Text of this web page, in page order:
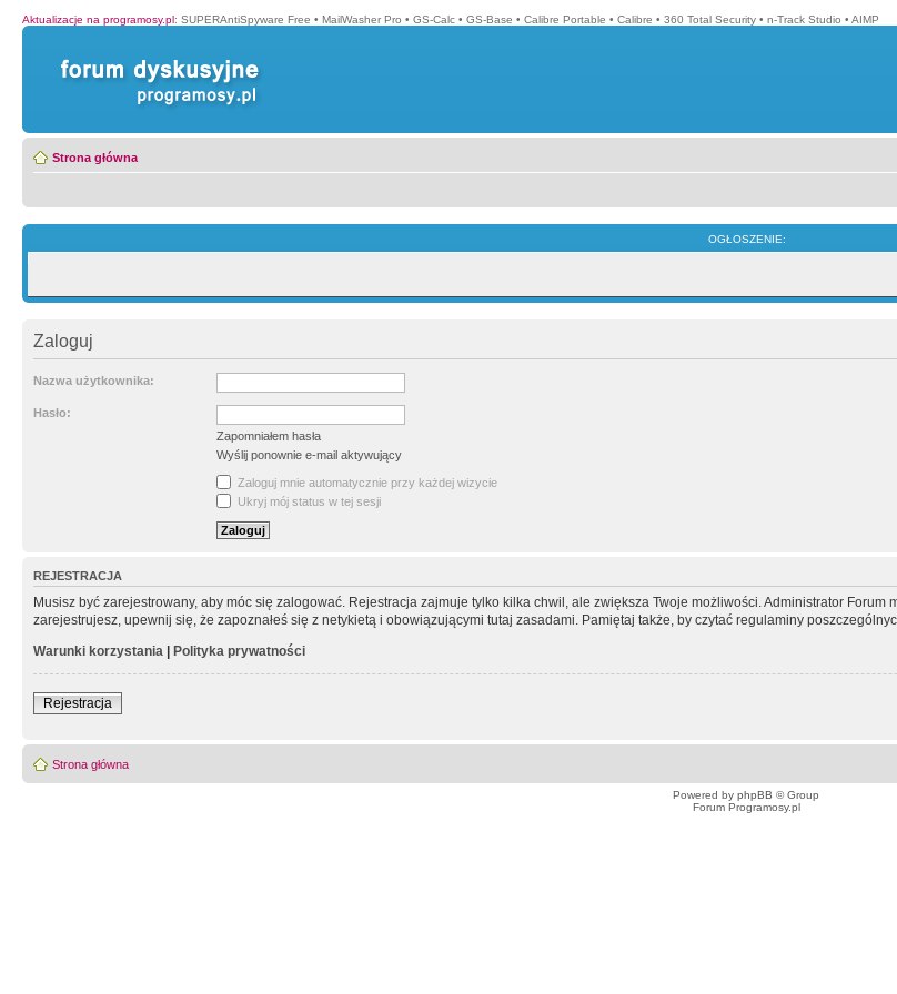
Aktualizacje na programosy.pl: SUPERAntiSpyware Free • MailWasher Pro • GS-Calc • GS-Base • Calibre Portable • Calibre • 360 Total Security • n-Track Studio • AIMP
Strona główna
OGŁOSZENIE:
Zaloguj
Nazwa użytkownika:
Hasło:
Zapomniałem hasła
Wyślij ponownie e-mail aktywujący
Zaloguj mnie automatycznie przy każdej wizycie
Ukryj mój status w tej sesji
REJESTRACJA
Musisz być zarejestrowany, aby móc się zalogować. Rejestracja zajmuje tylko kilka chwil, ale zwiększa Twoje możliwości. Administrator
zarejestrujesz, upewnij się, że zapoznałeś się z netykietą i obowiązującymi tutaj zasadami. Pamiętaj także, by czytać regulaminy
Warunki korzystania | Polityka prywatności
Rejestracja
Strona główna
Powered by phpBB © Group
Forum Programosy.pl